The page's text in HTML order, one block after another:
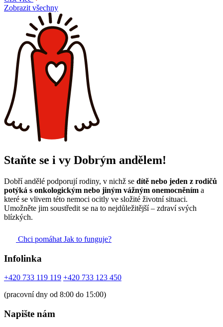
Zobrazit všechny
Staňte se i vy Dobrým andělem!
Dobří andělé podporují rodiny, v nichž se dítě nebo jeden z rodičů
potýká s onkologickým nebo jiným vážným onemocněním a
které se vlivem této nemoci ocitly ve složité životní situaci.
Umožněte jim soustředit se na to nejdůležitější – zdraví svých
blízkých.
Chci pomáhat Jak to funguje?
Infolinka
+420 733 119 119 +420 733 123 450
(pracovní dny od 8:00 do 15:00)
Napište nám